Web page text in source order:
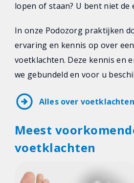
lopen of staan? U bent niet de
In onze Podozorg praktijken
ervaring en kennis op over
voetklachten. Deze kennis en
we gebundeld en voor u
arrow_circle_right Alles over voetklachten
Meest
voetklachten